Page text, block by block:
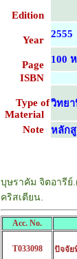
Edition
Year
2555
Page
100
ISBN
Type of
Material
วิทย
Note หลัก
บุษราคัม จิตอารีย์
คริสเตียน.
Acc. No.
T033098 ปัจจัย